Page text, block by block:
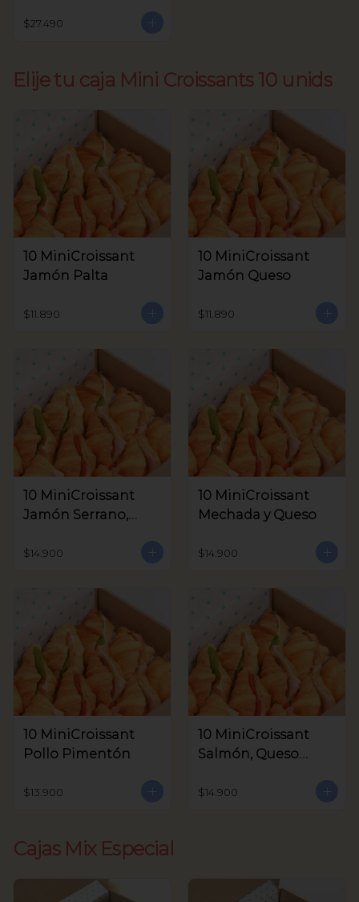
$27.490
Elije tu caja Mini Croissants 10 unids
10 MiniCroissant
Jamón Palta
$11.890
10 MiniCroissant
Jamón Queso
$11.890
10 MiniCroissant
Jamón Serrano,
Aceitunas V.
$14.900
10 MiniCroissant
Mechada y Queso
$14.900
10 MiniCroissant
Pollo Pimentón
$13.900
10 MiniCroissant
Salmón, Queso
$14.900
Cajas Mix Especial